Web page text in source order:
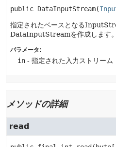
public DataInputStream(
指定されたベースとなる
DataInputStreamを作成します。
パラメータ:
in - 指定された入力ストリーム
メソッドの詳細
read